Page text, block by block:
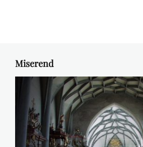
Miserend